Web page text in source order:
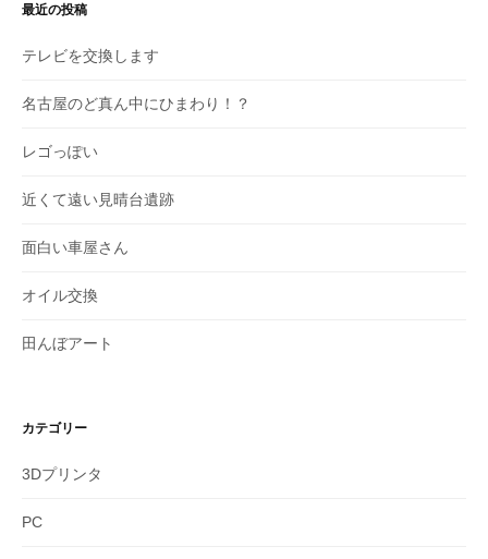
最近の投稿
テレビを交換します
名古屋のど真ん中にひまわり！？
レゴっぽい
近くて遠い見晴台遺跡
面白い車屋さん
オイル交換
田んぼアート
カテゴリー
3Dプリンタ
PC